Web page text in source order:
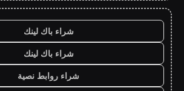
شراء باك لينك
شراء باك لينك
شراء روابط نصية